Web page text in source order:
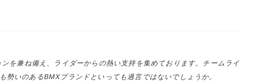
を兼ね備え、ライダーからの熱い支持を集めております。チームライ
いのあるBMXブランドといっても過言ではないでしょうか。